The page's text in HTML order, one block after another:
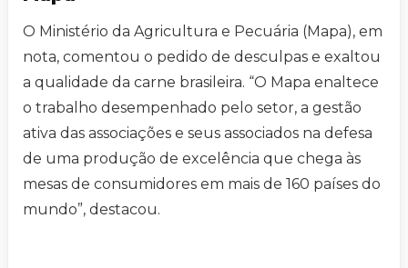
O Ministério da Agricultura e Pecuária (Mapa), em
nota, comentou o pedido de desculpas e exaltou
a qualidade da carne brasileira. “O Mapa enaltece
o trabalho desempenhado pelo setor, a gestão
ativa das associações e seus associados na defesa
de uma produção de excelência que chega às
mesas de consumidores em mais de 160 países do
mundo”, destacou.